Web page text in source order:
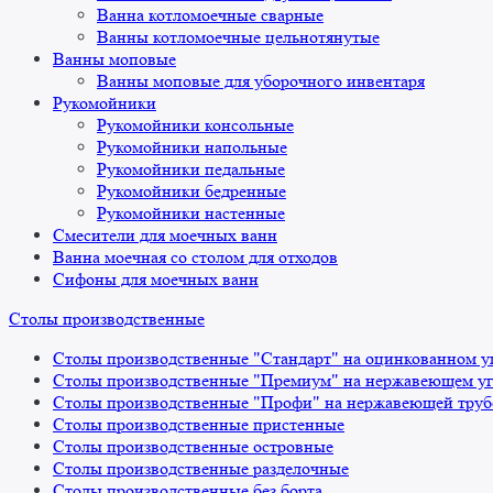
Ванна котломоечные сварные
Ванны котломоечные цельнотянутые
Ванны моповые
Ванны моповые для уборочного инвентаря
Рукомойники
Рукомойники консольные
Рукомойники напольные
Рукомойники педальные
Рукомойники бедренные
Рукомойники настенные
Смесители для моечных ванн
Ванна моечная со столом для отходов
Сифоны для моечных ванн
Столы производственные
Столы производственные "Стандарт" на оцинкованном
Столы производственные "Премиум" на нержавеющем
Столы производственные "Профи" на нержавеющей
Столы производственные пристенные
Столы производственные островные
Столы производственные разделочные